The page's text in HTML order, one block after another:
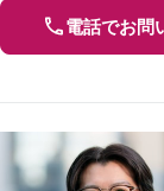
電話でお問